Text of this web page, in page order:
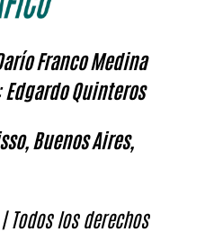
Franco Medina
Edgardo Quinteros
Buenos Aires,
Todos los derechos